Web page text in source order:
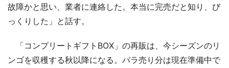
故障かと思い、業者に連絡した。本当に完売だと知り、び
っくりした」と話す。
「コンプリートギフトBOX」の再販は、今シーズンのリ
ンゴを収穫する秋以降になる。バラ売り分は現在準備中で